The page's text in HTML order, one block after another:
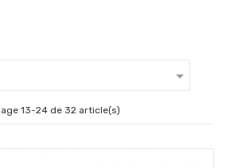

13-24 de 32 article(s)